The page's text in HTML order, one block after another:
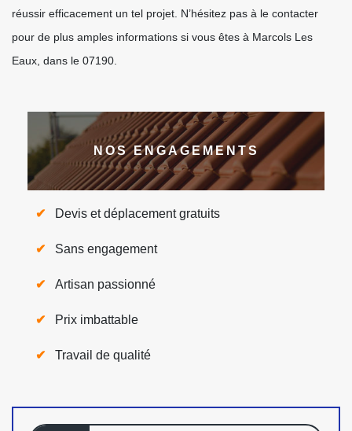
réussir efficacement un tel projet. N’hésitez pas à le contacter
pour de plus amples informations si vous êtes à Marcols Les
Eaux, dans le 07190.
NOS ENGAGEMENTS
Devis et déplacement gratuits
Sans engagement
Artisan passionné
Prix imbattable
Travail de qualité